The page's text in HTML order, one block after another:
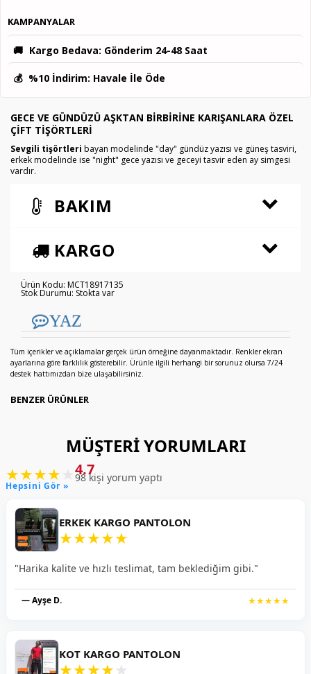
KAMPANYALAR
🚚 Kargo Bedava: Gönderim 24-48 Saat
💰 %10 İndirim: Havale İle Öde
GECE VE GÜNDÜZÜ AŞKTAN BIRBIRINE KARIŞANLARA ÖZEL
ÇIFT TIŞÖRTLERI
Sevgili tişörtleri bayan modelinde "day" gündüz yazısı ve güneş tasviri,
erkek modelinde ise "night" gece yazısı ve geceyi tasvir eden ay simgesi
vardır.
BAKIM
KARGO
Ürün Kodu: MCT18917135
Stok Durumu: Stokta var
YAZ
Tüm içerikler ve açıklamalar gerçek ürün örneğine dayanmaktadır. Renkler ekran
ayarlarına göre farklılık gösterebilir. Ürünle ilgili herhangi bir sorunuz olursa 7/24
destek hattımızdan bize ulaşabilirsiniz.
BENZER ÜRÜNLER
MÜŞTERI YORUMLARI
★★★★ 4.7
98 kişi yorum yaptı
Hepsini Gör »
ERKEK KARGO PANTOLON
★★★★★
"Harika kalite ve hızlı teslimat, tam beklediğim gibi."
— Ayşe D. ★★★★★
KOT KARGO PANTOLON
★★★★ ★